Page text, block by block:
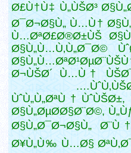
Ø£Ù†Ù‡ Ù„ÙŠØ³
Ø¯Ø¬Ø§Ù„ Ù…Ù†
Ù…ØªØ£Ø®Ø±ÙŠ
Ø§Ù„Ù…Ù‚Ù„Ø¯Ø©
Ø¬ÙŠØ´ Ù…Ù†
Ø§Ù„ØµØ­Ø§Ø¨Ø©,
Ø§Ù„Ø¯Ø¬Ø§Ù„
Ø¥Ù„Ù‰ Ù…Ø§